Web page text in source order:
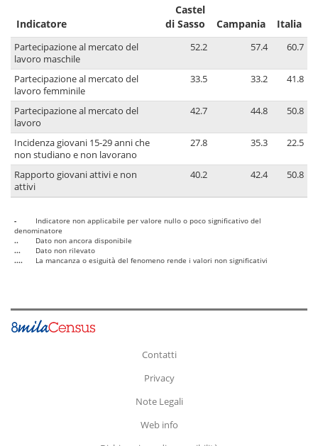
Indicatore
Castel
di Sasso
Campania Italia
Partecipazione al mercato del
lavoro maschile
52.2 57.4 60.7
Partecipazione al mercato del
lavoro femminile
33.5 33.2 41.8
Partecipazione al mercato del
lavoro
42.7 44.8 50.8
Incidenza giovani 15-29 anni che
non studiano e non lavorano
27.8 35.3 22.5
Rapporto giovani attivi e non
attivi
40.2 42.4 50.8
-
Indicatore non applicabile per valore nullo o poco significativo del
denominatore
..
Dato non ancora disponibile
...
Dato non rilevato
....
La mancanza o esiguità del fenomeno rende i valori non significativi
Contatti
Privacy
Note Legali
Web info